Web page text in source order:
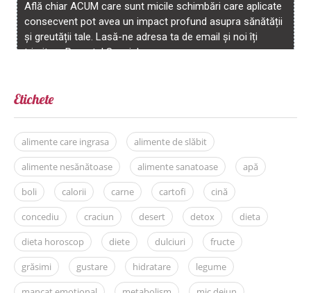
Etichete
alimente care ingrasa
alimente de slăbit
alimente nesănătoase
alimente sanatoase
apă
boli
calorii carne cartofi
cină
concediu
craciun desert detox
dieta
dieta horoscop
diete dulciuri
fructe
grăsimi
gustare hidratare
legume